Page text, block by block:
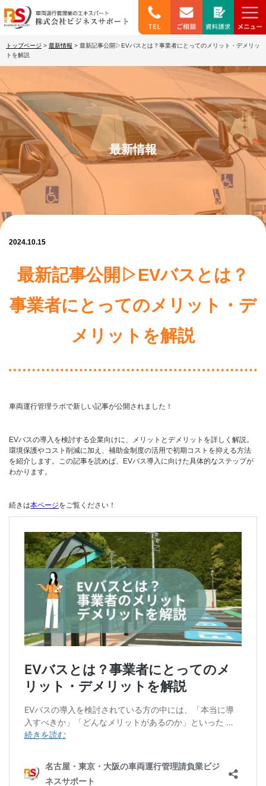
トップページ > 最新情報 > 最新記事公開▷EVバスとは？事業者にとってのメリット・デメリッ
トを解説
最新情報
2024.10.15
最新記事公開▷EVバスとは？
事業者にとってのメリット・デ
メリットを解説
車両運行管理ラボで新しい記事が公開されました！
EVバスの導入を検討する企業向けに、メリットとデメリットを詳しく解説。
環境保護やコスト削減に加え、補助金制度の活用で初期コストを抑える方法
を紹介します。この記事を読めば、EVバス導入に向けた具体的なステップが
わかります。
続きは本ページをご覧ください！